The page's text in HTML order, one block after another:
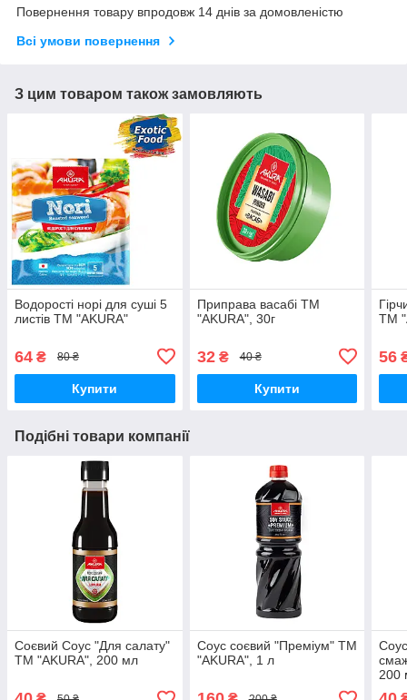
Повернення товару впродовж 14 днів за домовленістю
Всі умови повернення
З цим товаром також замовляють
Водорості норі для суші 5
листів ТМ "AKURA"
64 ₴ 80 ₴
Купити
Приправа васабі ТМ
"AKURA", 30г
32₴ 40 ₴
Купити
ТМ
56
Подібні товари компанії
Соєвий Соус "Для салату"
ТМ "AKURA", 200 мл
Соус соєвий "Преміум" ТМ
"АKURA", 1 л
200